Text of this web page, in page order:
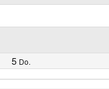
5 Do.